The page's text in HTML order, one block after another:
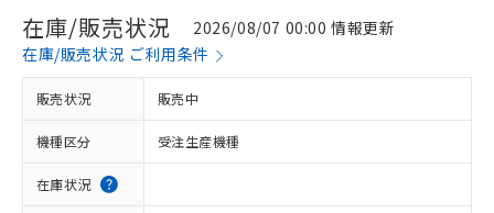
在庫/販売状況
2026/08/07 00:00 情報更新
在庫/販売状況 ご利用条件
販売状況 販売中
機種区分 受注生産機種
在庫状況